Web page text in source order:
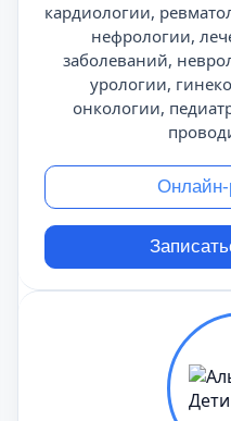
кардиологии,
нефрологии,
заболеваний,
урологии,
онкологии,
Онлайн-